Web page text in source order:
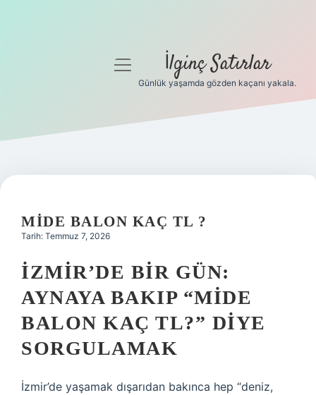
Gizlilik Politikası
Yasal Uyarı
menüyü
İlginç Satırlar
Günlük yaşamda gözden kaçanı yakala.
MIDE BALON KAÇ TL ?
Tarih: Temmuz 7, 2026
İZMIR’DE BIR GÜN:
AYNAYA BAKIP “MIDE
BALON KAÇ TL?” DIYE
SORGULAMAK
İzmir’de yaşamak dışarıdan bakınca hep “deniz,